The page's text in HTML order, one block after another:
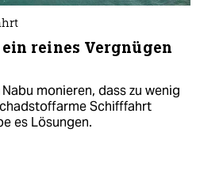
reines Vergnügen
monieren, dass zu wenig
Schifffahrt
es Lösungen.